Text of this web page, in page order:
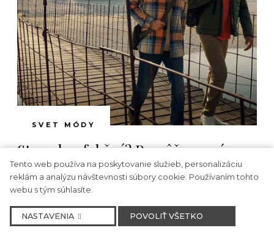
Tento web používa na poskytovanie služieb, personalizáciu
reklám a analýzu návštevnosti súbory cookie. Používaním tohto
webu s tým súhlasíte.
NASTAVENIA POVOLIŤ VŠETKO
SVET MÓDY
Ste nekonfekční? Pomôžeme vám
nájsť štýl, ktorý vám padne
vyhovuje individuálnym potrebám a rozmerom,